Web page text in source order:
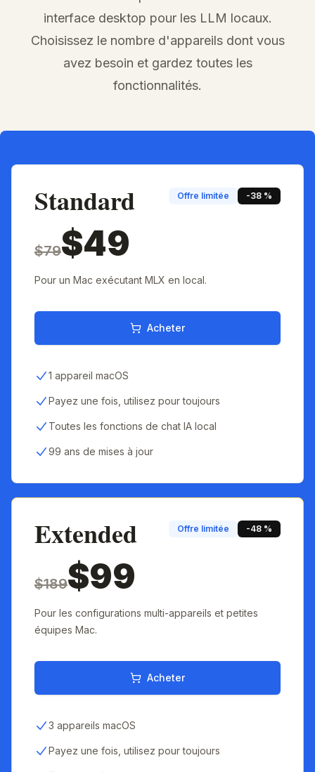
interface desktop pour les LLM locaux.
Choisissez le nombre d'appareils dont vous
avez besoin et gardez toutes les
fonctionnalités.
Standard Offre limitée -38 %
$79$49
Pour un Mac exécutant MLX en local.
Acheter
1 appareil macOS
Payez une fois, utilisez pour toujours
Toutes les fonctions de chat IA local
99 ans de mises à jour
Extended Offre limitée -48 %
$189$99
Pour les configurations multi-appareils et petites
équipes Mac.
Acheter
3 appareils macOS
Payez une fois, utilisez pour toujours